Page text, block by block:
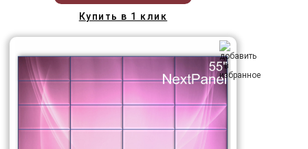
Купить в 1 клик